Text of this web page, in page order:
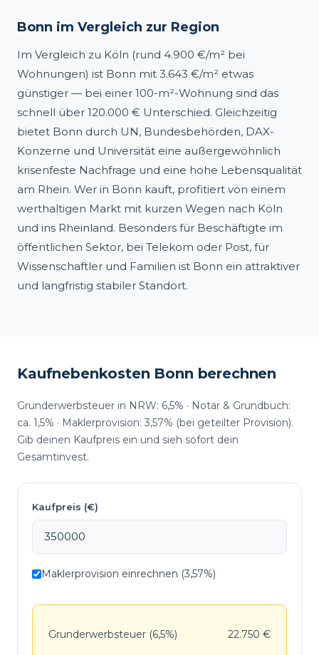
Bonn im Vergleich zur Region
Im Vergleich zu Köln (rund 4.900 €/m² bei
Wohnungen) ist Bonn mit 3.643 €/m² etwas
günstiger — bei einer 100-m²-Wohnung sind das
schnell über 120.000 € Unterschied. Gleichzeitig
bietet Bonn durch UN, Bundesbehörden, DAX-
Konzerne und Universität eine außergewöhnlich
krisenfeste Nachfrage und eine hohe Lebensqualität
am Rhein. Wer in Bonn kauft, profitiert von einem
werthaltigen Markt mit kurzen Wegen nach Köln
und ins Rheinland. Besonders für Beschäftigte im
öffentlichen Sektor, bei Telekom oder Post, für
Wissenschaftler und Familien ist Bonn ein attraktiver
und langfristig stabiler Standort.
Kaufnebenkosten Bonn berechnen
Grunderwerbsteuer in NRW: 6,5% · Notar & Grundbuch:
ca. 1,5% · Maklerprovision: 3,57% (bei geteilter Provision).
Gib deinen Kaufpreis ein und sieh sofort dein
Gesamtinvest.
Kaufpreis (€)
Maklerprovision einrechnen (3,57%)
Grunderwerbsteuer (6,5%) 22.750 €